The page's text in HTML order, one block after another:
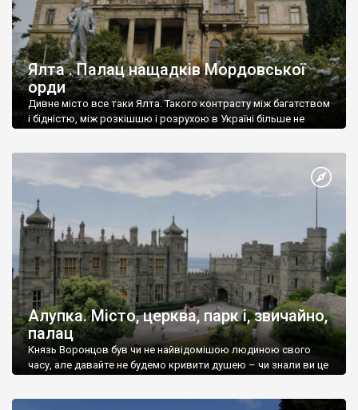
Ялта . Палац нащадків Мордовської
орди
Дивне місто все таки Ялта. Такого контрасту між багатством
і бідністю, між розкішшю і розрухою в Україні більше не
Алупка. Місто, церква, парк і, звичайно,
палац
Князь Воронцов був чи не найвідомішою людиною свого
часу, але давайте не будемо кривити душею – чи знали ви це